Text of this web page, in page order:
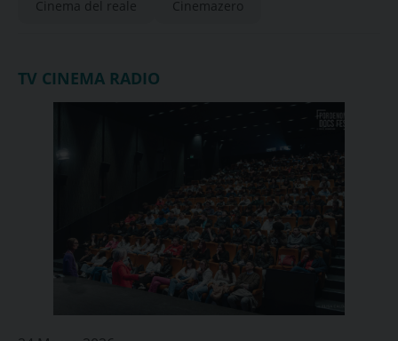
Cinema del reale Cinemazero
TV CINEMA RADIO